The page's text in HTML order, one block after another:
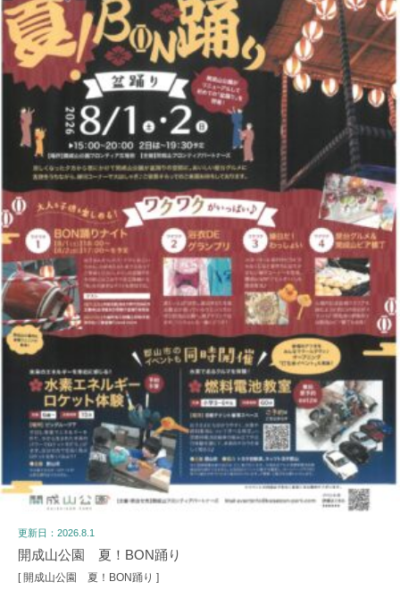
更新日：2026.8.1
開成山公園 夏！BON踊り
[ 開成山公園 夏！BON踊り ]